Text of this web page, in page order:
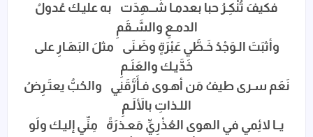
فكيفَ تُنْكِـرُ حبا بعدمـا شَــهِدَت به عليـك عُدولُ
الدمـعِ والسَّـقَمِ
وأثبَتَ الـوَجْدُ خَـطَّي عَبْرَةٍ وضَـنَى مثلَ البَهَـارِ على
خَدَّيـك والعَنَـمِ
نَعَم سـرى طيفُ مَن أهـوى فـأَرَّقَنِي والحُبُّ يعتَـرِضُ
اللـذاتِ بالأَلَـمِ
يــا لائِمي في الهوى العُذْرِيِّ مَعـذرَةً مِنِّي إليـك ولَو